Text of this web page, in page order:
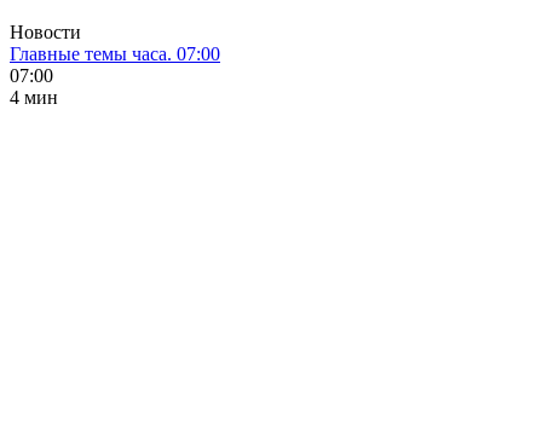
Новости
Главные темы часа. 07:00
07:00
4 мин